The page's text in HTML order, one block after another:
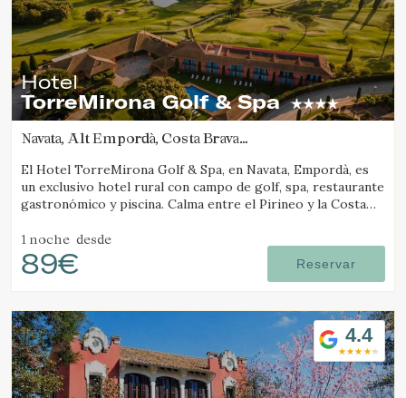
Hotel
TorreMirona Golf & Spa
Navata, Alt Empordà, Costa Brava
El Hotel TorreMirona Golf & Spa, en Navata, Empordà, es
un exclusivo hotel rural con campo de golf, spa, restaurante
gastronómico y piscina. Calma entre el Pirineo y la Costa
1 noche desde
89€ Reservar
4.4